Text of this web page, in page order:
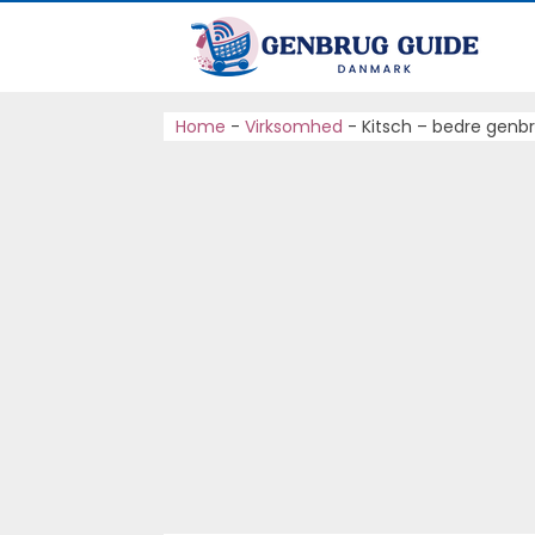
Home - Virksomhed - Kitsch – bedre